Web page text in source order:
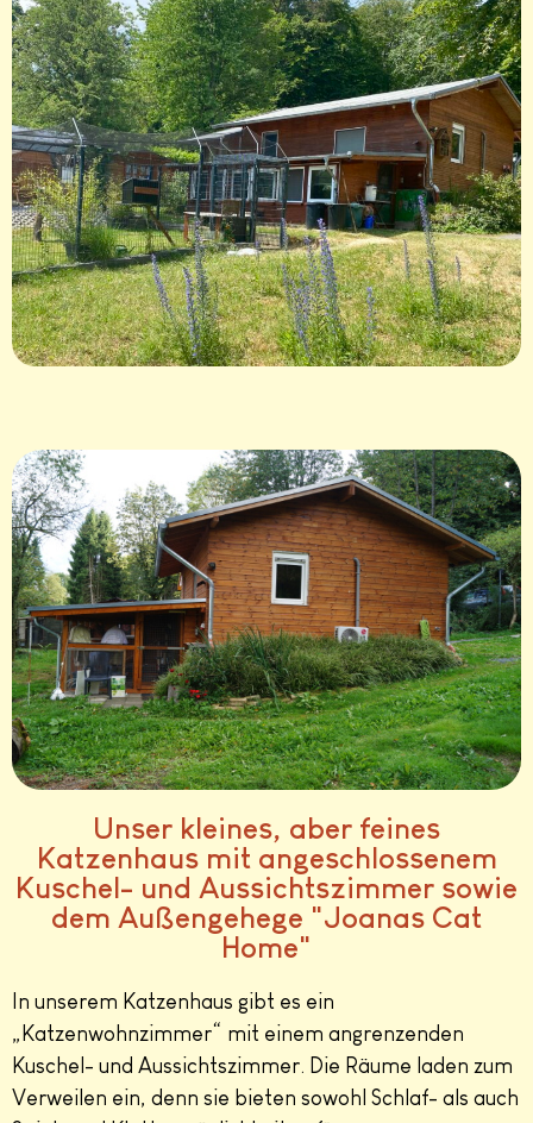
Unser kleines, aber feines
Katzenhaus mit angeschlossenem
Kuschel- und Aussichtszimmer sowie
dem Außengehege "Joanas Cat
Home"
In unserem Katzenhaus gibt es ein
„Katzenwohnzimmer“ mit einem angrenzenden
Kuschel- und Aussichtszimmer. Die Räume laden zum
Verweilen ein, denn sie bieten sowohl Schlaf- als auch